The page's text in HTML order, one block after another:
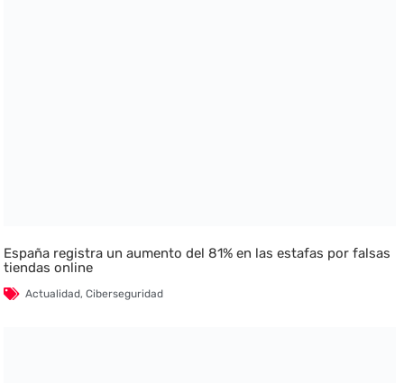
España registra un aumento del 81% en las estafas por falsas
tiendas online
Actualidad,Ciberseguridad